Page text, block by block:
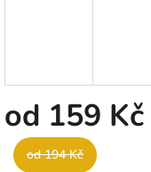
od 159 Kč
od 194 Kč